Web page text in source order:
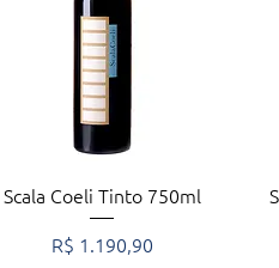
Visualização rápida
Scala Coeli Tinto 750ml
Preço
R$ 1.190,90